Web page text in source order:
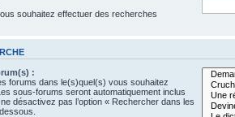
souhaitez effectuer des recherches
:
forums dans le(s)quel(s) vous souhaitez
sous-forums seront automatiquement inclus
désactivez pas l’option « Rechercher dans les